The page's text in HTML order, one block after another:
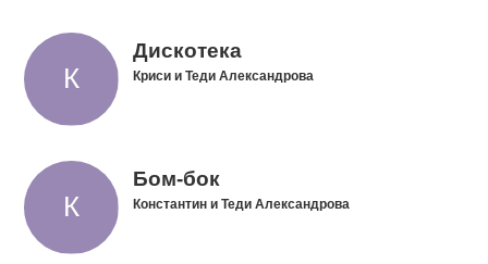
Дискотека
Криси и Теди Александрова
Бом-бок
Константин и Теди Александрова